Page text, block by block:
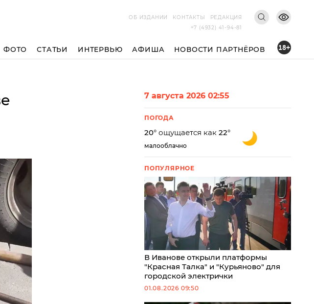
ОБ ИЗДАНИИ
КОНТАКТЫ
РЕДАКЦИЯ
+7 (4932) 41-94-81
ФОТО СТАТЬИ ИНТЕРВЬЮ АФИША НОВОСТИ ПАРТНЁРОВ 18+
7 августа 2026 02:55
ПОГОДА
20° ощущается как 22°
малооблачно
ПОПУЛЯРНОЕ
В Иванове открыли платформы
"Красная Талка" и "Курьяново" для
городской электрички
01.08.2026 09:50